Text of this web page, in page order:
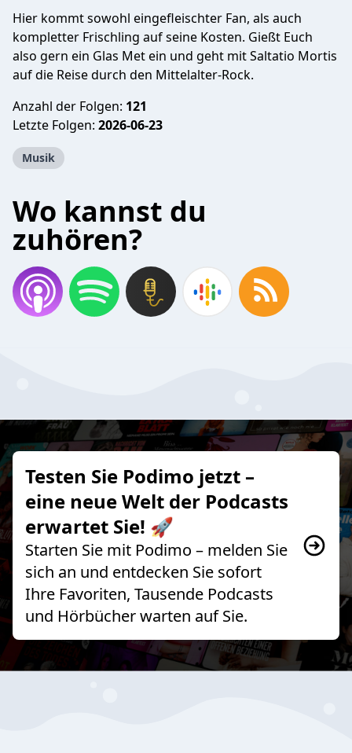
Hier kommt sowohl eingefleischter Fan, als auch
kompletter Frischling auf seine Kosten. Gießt Euch
also gern ein Glas Met ein und geht mit Saltatio Mortis
auf die Reise durch den Mittelalter-Rock.
Anzahl der Folgen: 121
Letzte Folgen: 2026-06-23
Musik
Wo kannst du
zuhören?
Testen Sie Podimo jetzt –
eine neue Welt der Podcasts
erwartet Sie! 🚀
Starten Sie mit Podimo – melden Sie
sich an und entdecken Sie sofort
Ihre Favoriten, Tausende Podcasts
und Hörbücher warten auf Sie.